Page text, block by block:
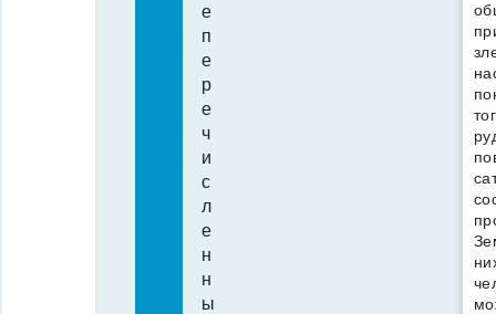
е
п
е
р
е
ч
и
с
л
е
н
н
ы